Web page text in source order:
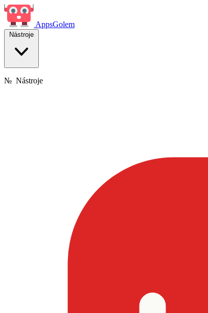
AppsGolem
Nástroje
№ Nástroje